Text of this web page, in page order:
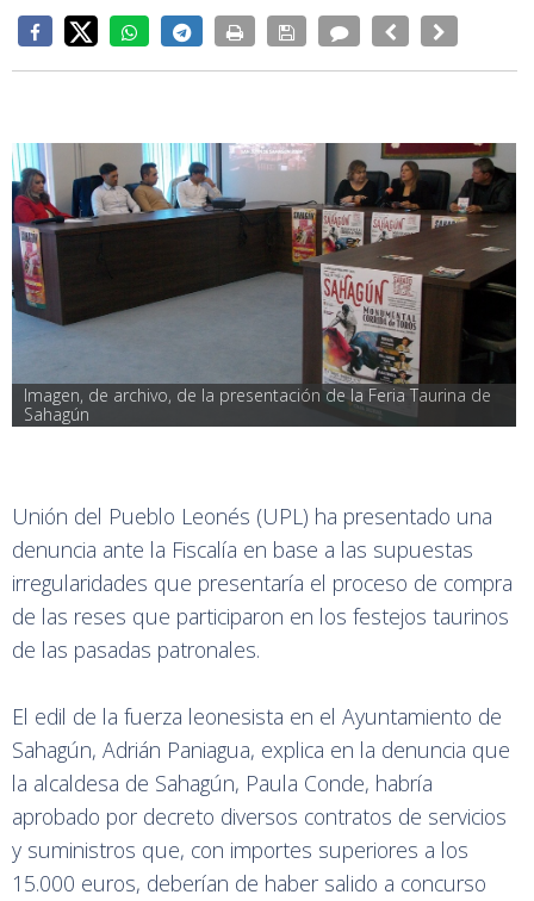
Imagen, de archivo, de la presentación de la Feria Taurina de
Sahagún
Unión del Pueblo Leonés (UPL) ha presentado una
denuncia ante la Fiscalía en base a las supuestas
irregularidades que presentaría el proceso de compra
de las reses que participaron en los festejos taurinos
de las pasadas patronales.
El edil de la fuerza leonesista en el Ayuntamiento de
Sahagún, Adrián Paniagua, explica en la denuncia que
la alcaldesa de Sahagún, Paula Conde, habría
aprobado por decreto diversos contratos de servicios
y suministros que, con importes superiores a los
15.000 euros, deberían de haber salido a concurso